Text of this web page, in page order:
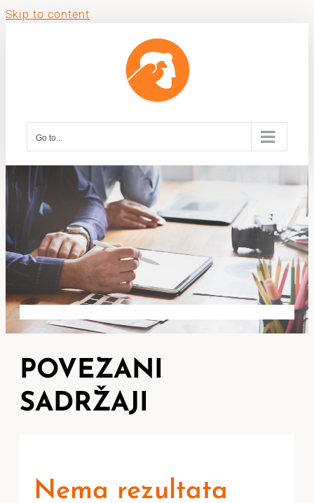
Skip to content
Go to...
POVEZANI
SADRŽAJI
Nema rezultata